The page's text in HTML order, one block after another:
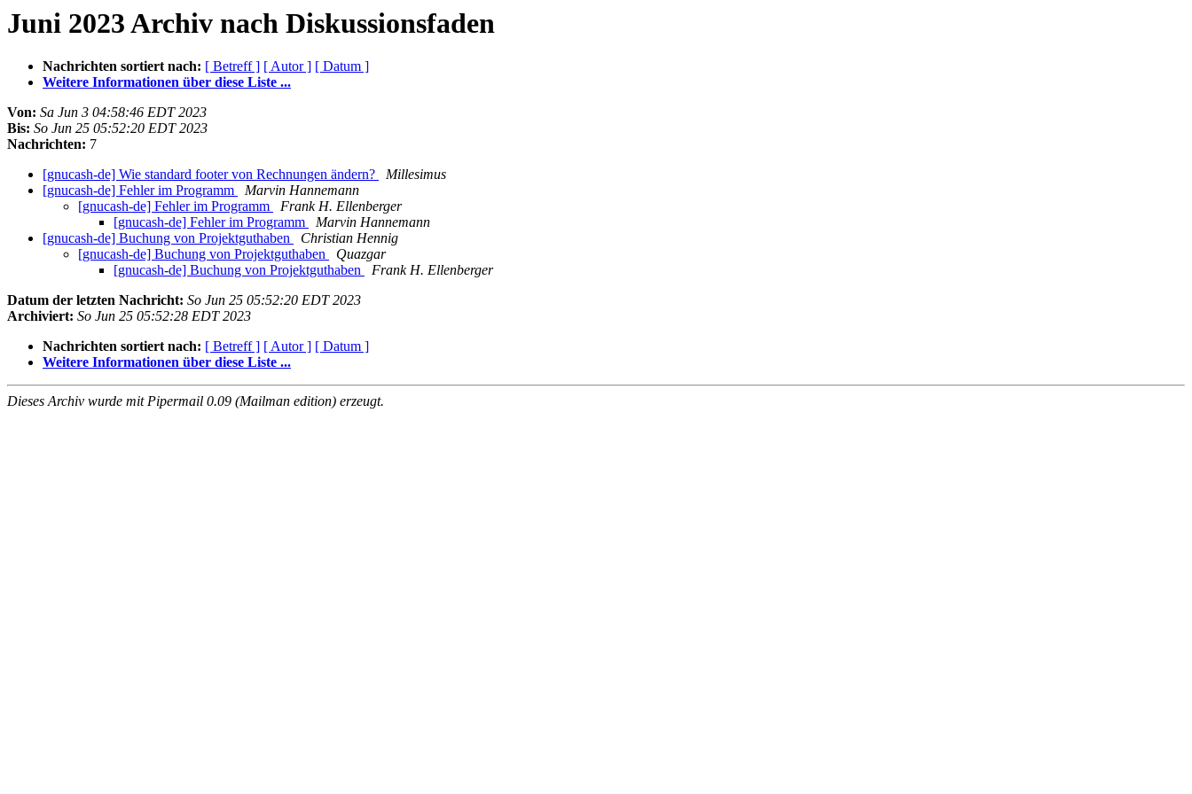
Juni 2023 Archiv nach Diskussionsfaden
Nachrichten sortiert nach: [ Betreff ] [ Autor ] [ Datum ]
Weitere Informationen über diese Liste ...
Von: Sa Jun 3 04:58:46 EDT 2023
Bis: So Jun 25 05:52:20 EDT 2023
Nachrichten: 7
[gnucash-de] Wie standard footer von Rechnungen ändern?
Millesimus
[gnucash-de] Fehler im Programm
Marvin Hannemann
[gnucash-de] Fehler im Programm
Frank H. Ellenberger
[gnucash-de] Fehler im Programm
Marvin Hannemann
[gnucash-de] Buchung von Projektguthaben
Christian Hennig
[gnucash-de] Buchung von Projektguthaben
Quazgar
[gnucash-de] Buchung von Projektguthaben
Frank H. Ellenberger
Datum der letzten Nachricht: So Jun 25 05:52:20 EDT 2023
Archiviert: So Jun 25 05:52:28 EDT 2023
Nachrichten sortiert nach: [ Betreff ] [ Autor ] [ Datum ]
Weitere Informationen über diese Liste ...
Dieses Archiv wurde mit Pipermail 0.09 (Mailman edition) erzeugt.